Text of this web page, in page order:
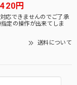
円
応できませんのでご了承
定の操作が出来てしま
送料について